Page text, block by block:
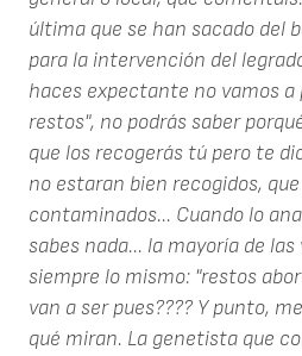
última que se han sacado del
para la intervención del
haces expectante no vamos a
restos", no podrás saber
que los recogerás tú pero te
no estaran bien recogidos,
contaminados... Cuando lo
sabes nada... la mayoría de
siempre lo mismo: "restos
van a ser pues???? Y punto,
qué miran. La genetista que